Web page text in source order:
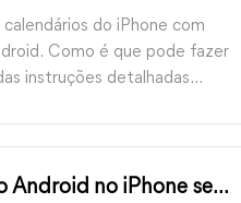
do iPhone com
Como é que pode fazer
instruções detalhadas
no iPhone sem